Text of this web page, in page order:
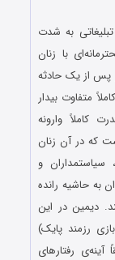
به شدت
با زنان
پس از یک حادثه
متفاوت بیدار
کاملاً وارونه
که در آن زنان
سیاستمداران و
به حاشیه رانده
دیمین در این
رزمند پایک)
رفتارهای